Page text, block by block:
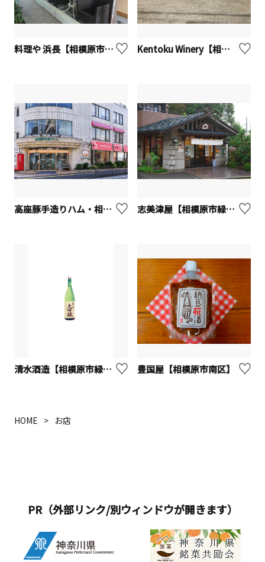
料理や 浜長【相模原市緑区】 Kentoku Winery【相模原市中央区】
高座豚手造りハム・相模原店 志美津屋【相模原市緑区】
清水酒造【相模原市緑区】 豊国屋【相模原市南区】
HOME お店
PR（外部リンク/別ウィンドウが開きます）